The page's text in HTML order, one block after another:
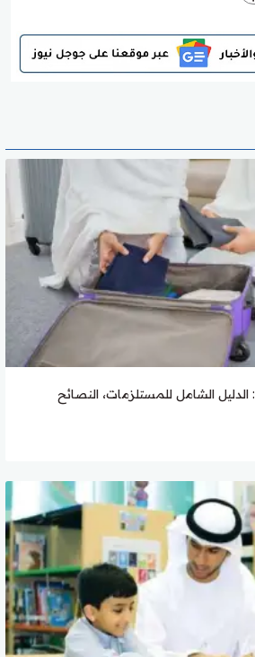
حقيبة الحج للمرأة 2026: الدليل الشامل للمستلزمات، النصائح